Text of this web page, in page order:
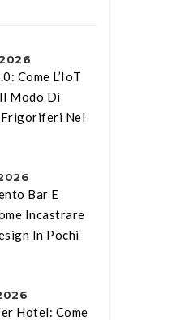
Come L’IoT
Modo Di
Frigoriferi Nel
Bar E
Incastrare
In Pochi
Hotel: Come